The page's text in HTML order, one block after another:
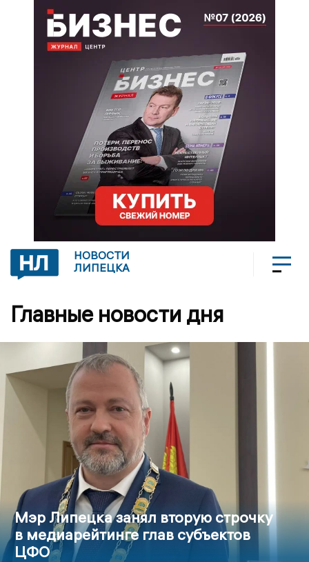
НОВОСТИ
ЛИПЕЦКА
Главные новости дня
Мэр Липецка занял вторую строчку
в медиарейтинге глав субъектов
ЦФО